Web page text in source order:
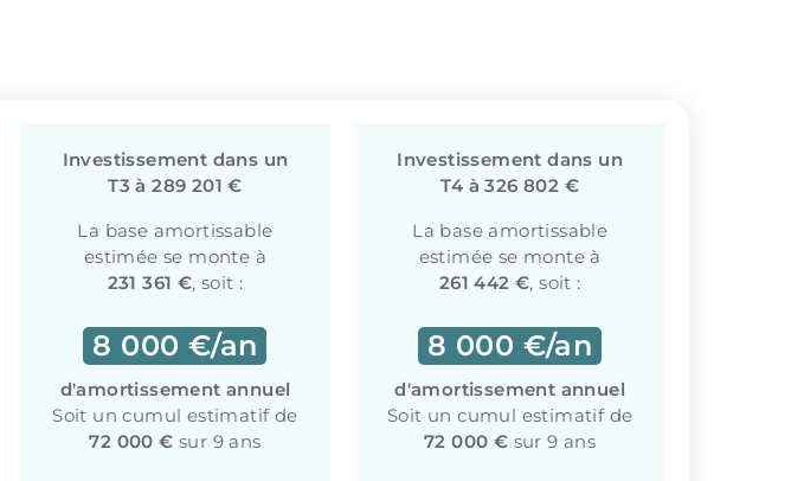
Investissement dans un
T3 à 289 201 €
La base amortissable
estimée se monte à
231 361 €, soit :
8 000 €/an
d'amortissement annuel
Soit un cumul estimatif de
72 000 € sur 9 ans
Investissement dans un
T4 à 326 802 €
La base amortissable
estimée se monte à
261 442 €, soit :
8 000 €/an
d'amortissement annuel
Soit un cumul estimatif de
72 000 € sur 9 ans